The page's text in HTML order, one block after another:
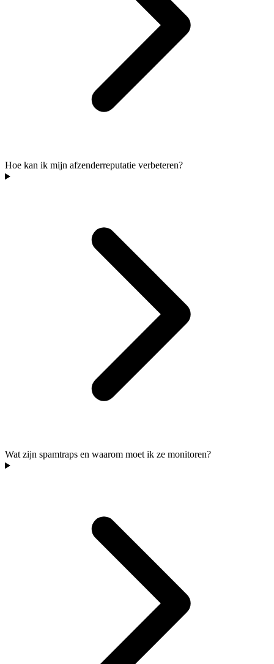
Hoe kan ik mijn afzenderreputatie verbeteren?
Wat zijn spamtraps en waarom moet ik ze monitoren?